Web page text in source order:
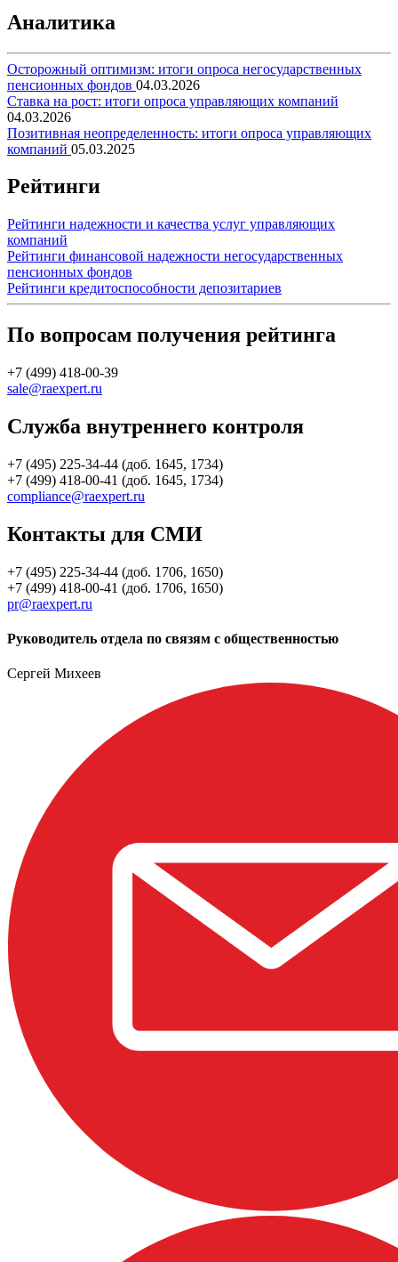
Аналитика
Осторожный оптимизм: итоги опроса негосударственных
пенсионных фондов 04.03.2026
Ставка на рост: итоги опроса управляющих компаний
04.03.2026
Позитивная неопределенность: итоги опроса управляющих
компаний 05.03.2025
Рейтинги
Рейтинги надежности и качества услуг управляющих
компаний
Рейтинги финансовой надежности негосударственных
пенсионных фондов
Рейтинги кредитоспособности депозитариев
По вопросам получения рейтинга
+7 (499) 418-00-39
sale@raexpert.ru
Служба внутреннего контроля
+7 (495) 225-34-44 (доб. 1645, 1734)
+7 (499) 418-00-41 (доб. 1645, 1734)
compliance@raexpert.ru
Контакты для СМИ
+7 (495) 225-34-44 (доб. 1706, 1650)
+7 (499) 418-00-41 (доб. 1706, 1650)
pr@raexpert.ru
Руководитель отдела по связям с общественностью
Сергей Михеев